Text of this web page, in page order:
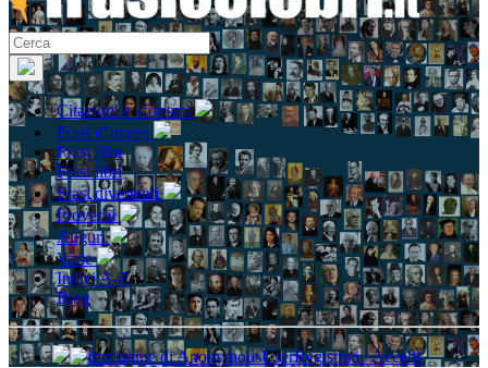
Citazioni e aforismi
Frasi d'amore
Frasi film
Frasi libri
Frasi divertenti
Proverbi
Auguri
Varie
Indici A-Z
Blog
Registrati / Accedi